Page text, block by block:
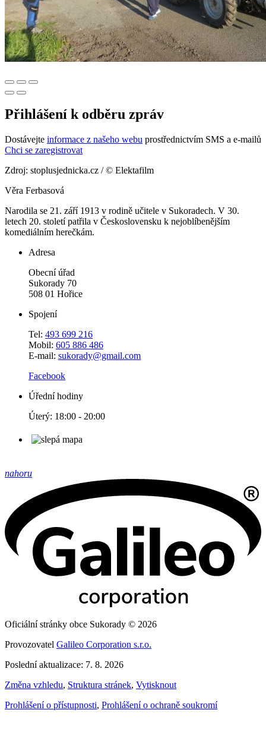
Přihlášení k odběru zpráv
Dostávejte informace z našeho webu prostřednictvím SMS a e-mailů
Chci se zaregistrovat
Zdroj: stoplusjednicka.cz / © Elektafilm
Věra Ferbasová
Narodila se 21. září 1913 v rodině učitele v Sukoradech. V 30.
letech 20. století patřila v Československu k nejoblíbenějším
komediálním herečkám.
Adresa
Obecní úřad
Sukorady 70
508 01 Hořice
Spojení
Tel: 493 699 216
Mobil: 605 886 486
E-mail: sukorady@gmail.com
Facebook
Úřední hodiny
Úterý: 18:00 - 20:00
nahoru
Oficiální stránky obce Sukorady © 2026
Provozovatel Galileo Corporation s.r.o.
Poslední aktualizace: 7. 8. 2026
Změna vzhledu, Struktura stránek, Vytisknout
Prohlášení o přístupnosti, Prohlášení o ochraně soukromí